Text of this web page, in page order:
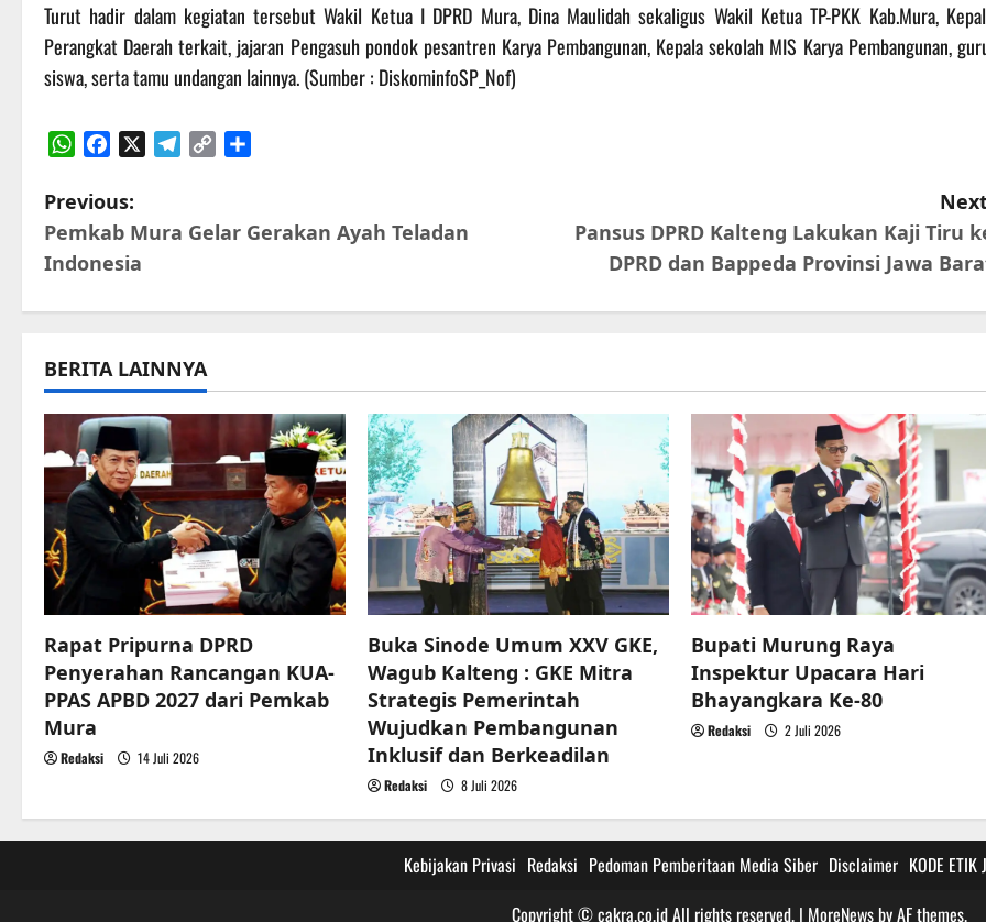
Turut hadir dalam kegiatan tersebut Wakil Ketua I DPRD Mura, Dina Maulidah sekaligus Wakil Ketua TP-PKK Kab.Mura,
Perangkat Daerah terkait, jajaran Pengasuh pondok pesantren Karya Pembangunan, Kepala sekolah MIS Karya Pembangunan,
siswa, serta tamu undangan lainnya. (Sumber : DiskominfoSP_Nof)
P
o
s
n
a
v
i
g
a
t
i
o
n
Previous:
Pemkab Mura Gelar Gerakan Ayah Teladan
Indonesia
Pansus DPRD Kalteng Lakukan Kaji Tiru
DPRD dan Bappeda Provinsi Jawa
BERITA LAINNYA
Rapat Pripurna DPRD
Penyerahan Rancangan KUA-
PPAS APBD 2027 dari Pemkab
Mura
Redaksi 14 Juli 2026
Buka Sinode Umum XXV GKE,
Wagub Kalteng : GKE Mitra
Strategis Pemerintah
Wujudkan Pembangunan
Inklusif dan Berkeadilan
Redaksi 8 Juli 2026
Bupati Murung Raya
Inspektur Upacara Hari
Bhayangkara Ke-80
Redaksi 2 Juli 2026
Kebijakan Privasi Redaksi Pedoman Pemberitaan Media Siber Disclaimer KODE ETIK
Copyright © cakra.co.id All rights reserved. | MoreNewsby AF themes.